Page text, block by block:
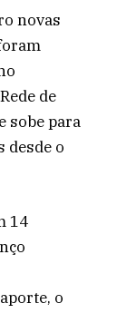
novas
de
sobe para
desde o
14
o